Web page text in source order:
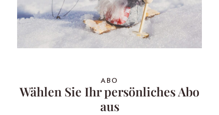
ABO
Wählen Sie Ihr persönliches Abo
aus